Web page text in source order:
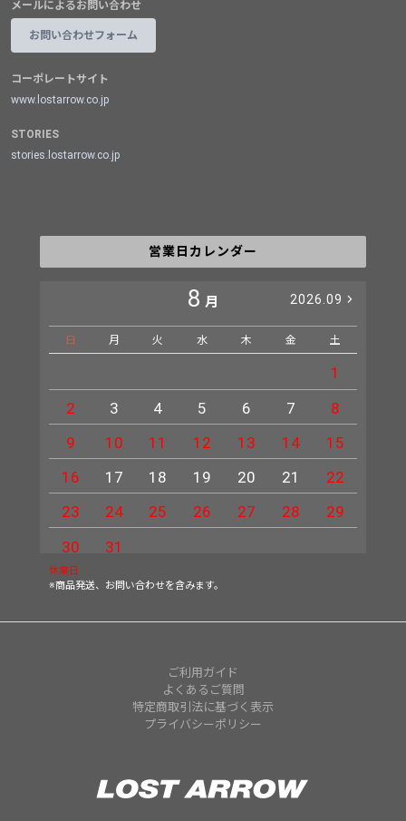
メールによるお問い合わせ
お問い合わせフォーム
コーポレートサイト
www.lostarrow.co.jp
STORIES
stories.lostarrow.co.jp
営業日カレンダー
8 月 2026.09
日 月 火 水 木 金 土
1
2
3 4 5 6 7
8
9
10 11 12 13 14
15
16
17 18 19 20 21
22
23
24 25 26 27 28
29
30
31
休業日
※商品発送、お問い合わせを含みます。
ご利用ガイド
よくあるご質問
特定商取引法に基づく表示
プライバシーポリシー